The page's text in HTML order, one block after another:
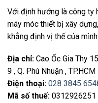
Với định hướng là công ty
máy móc thiết bị xây dựng,
khẳng định vị thế của mình.
Địa chỉ: Cao Ốc Gia Thy
9 , Q. Phú Nhuận , TP.HCM
Điện thoại: 028 3845
Mã số thuế: 0312926251